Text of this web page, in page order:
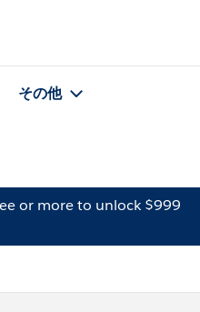
その他
or more to unlock $999